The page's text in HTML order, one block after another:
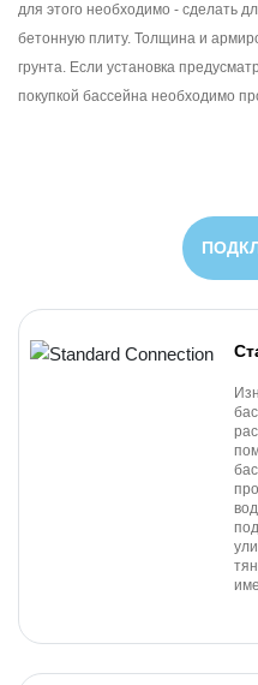
для этого необходимо - сделать
бетонную плиту. Толщина и
грунта. Если установка
покупкой бассейна необходимо